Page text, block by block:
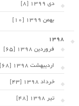
دی 1399 [8]
بهمن 1399 [10]
1398
فروردین 1398 [65]
اردیبهشت 1398 [68]
خرداد 1398 [43]
تیر 1398 [48]